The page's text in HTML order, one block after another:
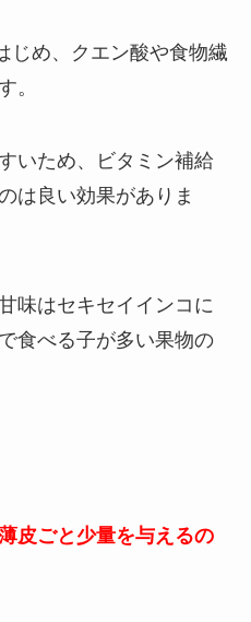
じめ、クエン酸や食物繊
。
いため、ビタミン補給
は良い効果がありま
味はセキセイインコに
食べる子が多い果物の
皮ごと少量を与えるの